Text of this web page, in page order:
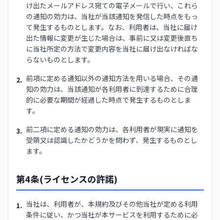
け出たメールアドレス宛ての電子メールで行い、これら
の通知の効力は、当社が当該通知を発信した時点をもっ
て発生するものとします。なお、利用者は、当社に届け
出た情報に変更が生じた場合は、事前に又は変更後直ち
に当社所定の方法で変更内容を当社に届け出なければな
らないものとします。
2. 前項に定める通知以外の通知方法を用いる場合、その通
知の効力は、当該通知が各利用者に到達するために合理
的に必要な期間が経過した時点で発生するものとしま
す。
3. 前二項に定める通知の効力は、各利用者が現実に通知を
受領又は認識したかどうかを問わず、発生するものとし
ます。
第4条(ライセンスの許諾)
1. 当社は、利用者が、本規約及びその他当社が定める利用
条件に従い、かつ当社が本サービスを利用するために必